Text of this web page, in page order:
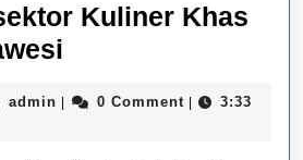
Kuliner Khas
Ekonomi
admin admin0 Comment
3:33